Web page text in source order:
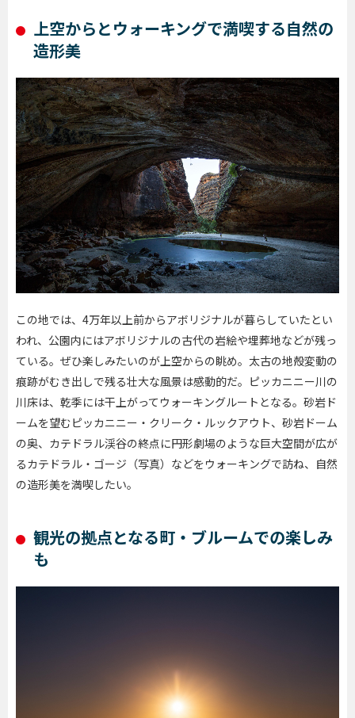
上空からとウォーキングで満喫する自然の
造形美
この地では、4万年以上前からアボリジナルが暮らしていたとい
われ、公園内にはアボリジナルの古代の岩絵や埋葬地などが残っ
ている。ぜひ楽しみたいのが上空からの眺め。太古の地殻変動の
痕跡がむき出しで残る壮大な風景は感動的だ。ピッカニニー川の
川床は、乾季には干上がってウォーキングルートとなる。砂岩ド
ームを望むピッカニニー・クリーク・ルックアウト、砂岩ドーム
の奥、カテドラル渓谷の終点に円形劇場のような巨大空間が広が
るカテドラル・ゴージ（写真）などをウォーキングで訪ね、自然
の造形美を満喫したい。
観光の拠点となる町・ブルームでの楽しみ
も